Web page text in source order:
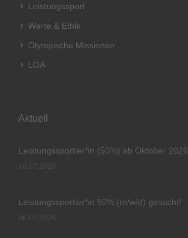
Leistungssport
Werte & Ethik
Olympische Missionen
LOA
Aktuell
Leistungssportler*in (50%) ab Oktober 2026
10.07.2026
Leistungssportler*in 50% (m/w/d) gesucht!
06.07.2026